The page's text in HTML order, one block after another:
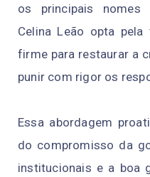
os principais nomes
Celina Leão opta pela
firme para restaurar a
punir com rigor os
Essa abordagem
do compromisso da
institucionais e a boa